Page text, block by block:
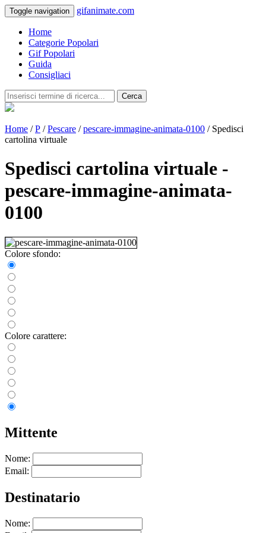
Toggle navigation gifanimate.com
Home
Categorie Popolari
Gif Popolari
Guida
Consigliaci
Cerca
Home /P /Pescare /pescare-immagine-animata-0100 / Spedisci
cartolina virtuale
Spedisci cartolina virtuale -
pescare-immagine-animata-
0100
Colore sfondo:
Colore carattere:
Mittente
Nome:
Email:
Destinatario
Nome: